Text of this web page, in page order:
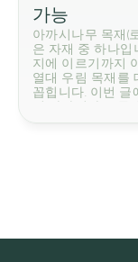
가능
아까시나무 목재(
은 자재 중 하나
지에 이르기까지
열대 우림 목재를
꼽힙니다. 이번 글
서 아까시나무